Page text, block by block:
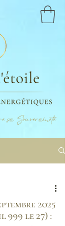
Souveraineté
2025
999 le 27) :